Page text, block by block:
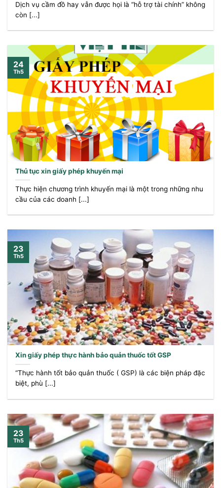
Dịch vụ cầm đồ hay vẫn được họi là “hỗ trợ tài chính” không
còn [...]
Thủ tục xin giấy phép khuyến mại
Thực hiện chương trình khuyến mại là một trong những nhu
cầu của các doanh [...]
24
Th5
Xin giấy phép thực hành bảo quản thuốc tốt GSP
“Thực hành tốt bảo quản thuốc ( GSP) là các biện pháp đặc
biệt, phù [...]
23
Th5
23
Th5